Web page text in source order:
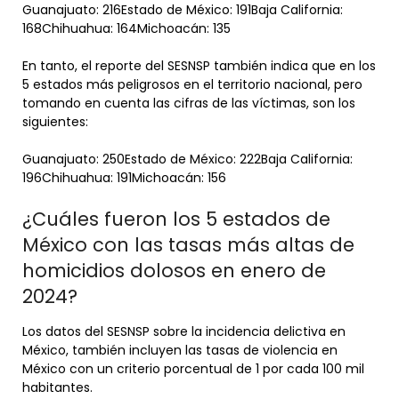
Guanajuato: 216Estado de México: 191Baja California:
168Chihuahua: 164Michoacán: 135
En tanto, el reporte del SESNSP también indica que en los
5 estados más peligrosos en el territorio nacional, pero
tomando en cuenta las cifras de las víctimas, son los
siguientes:
Guanajuato: 250Estado de México: 222Baja California:
196Chihuahua: 191Michoacán: 156
¿Cuáles fueron los 5 estados de
México con las tasas más altas de
homicidios dolosos en enero de
2024?
Los datos del SESNSP sobre la incidencia delictiva en
México, también incluyen las tasas de violencia en
México con un criterio porcentual de 1 por cada 100 mil
habitantes.